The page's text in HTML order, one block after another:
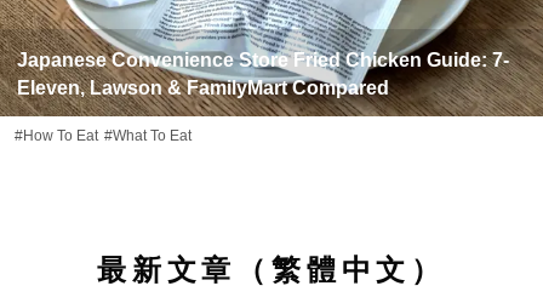
Japanese Convenience Store Fried Chicken Guide: 7-
Eleven, Lawson & FamilyMart Compared
#How To Eat #What To Eat
最新文章（繁體中文）